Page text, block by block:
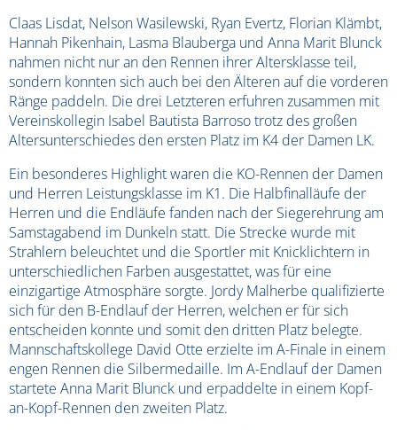
Claas Lisdat, Nelson Wasilewski, Ryan Evertz, Florian Klämbt,
Hannah Pikenhain, Lasma Blauberga und Anna Marit Blunck
nahmen nicht nur an den Rennen ihrer Altersklasse teil,
sondern konnten sich auch bei den Älteren auf die vorderen
Ränge paddeln. Die drei Letzteren erfuhren zusammen mit
Vereinskollegin Isabel Bautista Barroso trotz des großen
Altersunterschiedes den ersten Platz im K4 der Damen LK.
Ein besonderes Highlight waren die KO-Rennen der Damen
und Herren Leistungsklasse im K1. Die Halbfinalläufe der
Herren und die Endläufe fanden nach der Siegerehrung am
Samstagabend im Dunkeln statt. Die Strecke wurde mit
Strahlern beleuchtet und die Sportler mit Knicklichtern in
unterschiedlichen Farben ausgestattet, was für eine
einzigartige Atmosphäre sorgte. Jordy Malherbe qualifizierte
sich für den B-Endlauf der Herren, welchen er für sich
entscheiden konnte und somit den dritten Platz belegte.
Mannschaftskollege David Otte erzielte im A-Finale in einem
engen Rennen die Silbermedaille. Im A-Endlauf der Damen
startete Anna Marit Blunck und erpaddelte in einem Kopf-
an-Kopf-Rennen den zweiten Platz.